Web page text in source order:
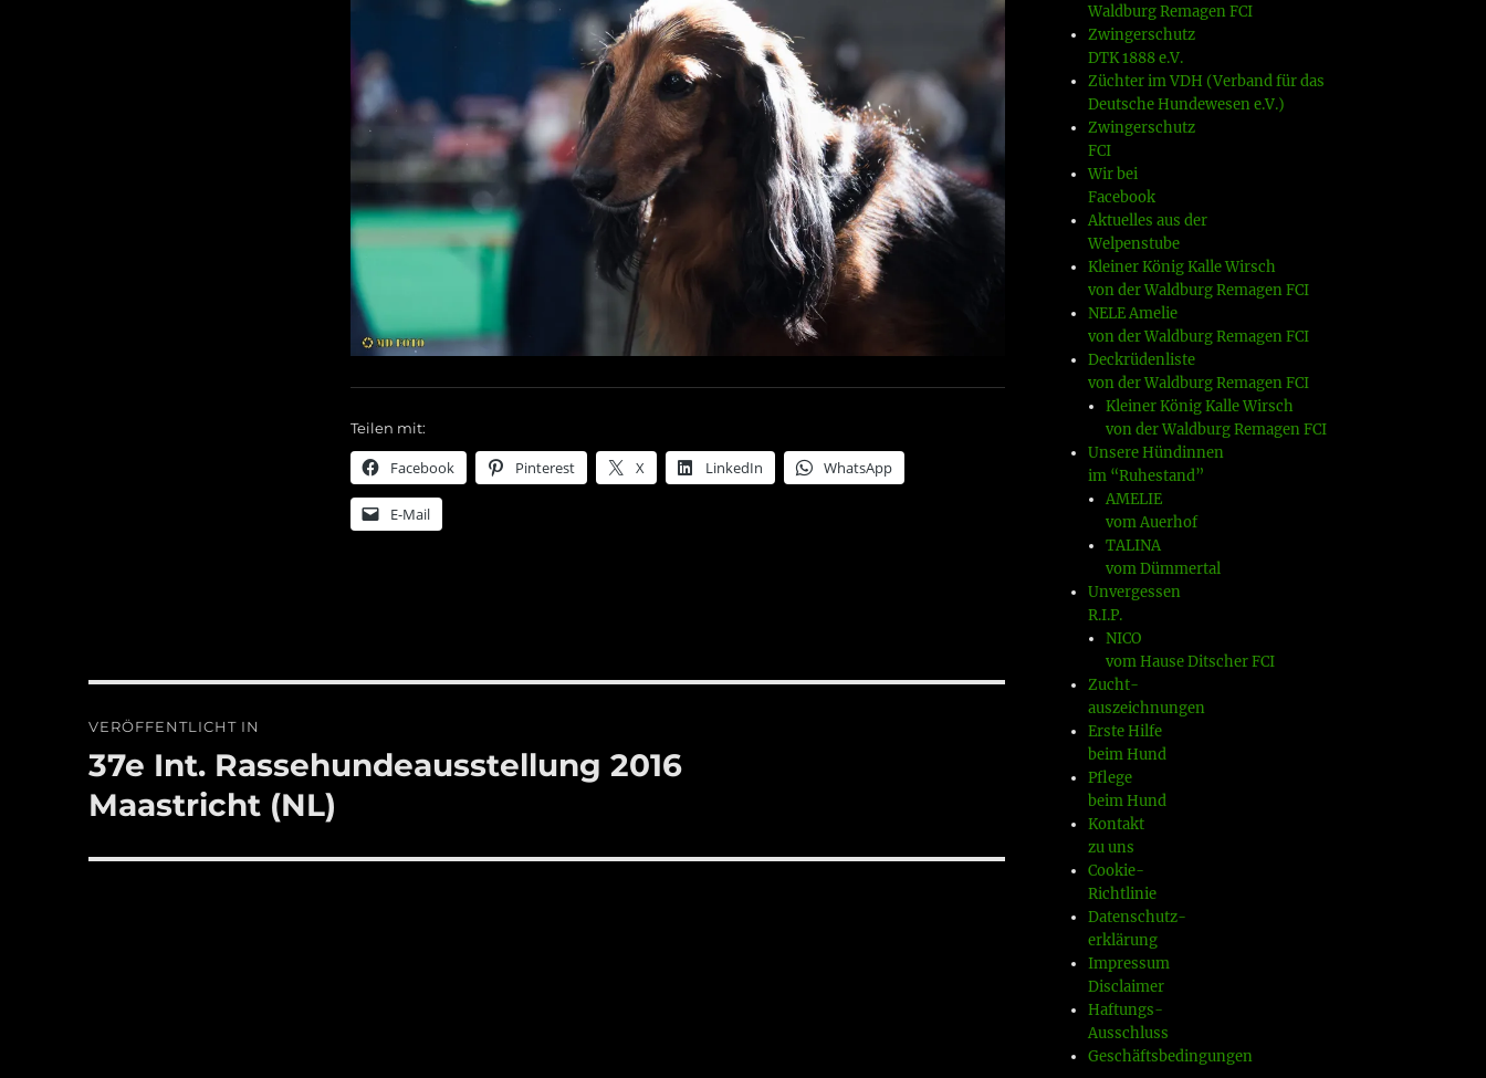
Teilen mit:
Facebook Pinterest X LinkedIn WhatsApp
E-Mail
VERÖFFENTLICHT IN
37e Int. Rassehundeausstellung 2016
Maastricht (NL)
Waldburg Remagen FCI
Zwingerschutz
DTK 1888 e.V.
Züchter im VDH (Verband für das
Deutsche Hundewesen e.V.)
Zwingerschutz
FCI
Wir bei
Facebook
Aktuelles aus der
Welpenstube
Kleiner König Kalle Wirsch
von der Waldburg Remagen FCI
NELE Amelie
von der Waldburg Remagen FCI
Deckrüdenliste
von der Waldburg Remagen FCI
Kleiner König Kalle Wirsch
von der Waldburg Remagen FCI
Unsere Hündinnen
im “Ruhestand”
AMELIE
vom Auerhof
TALINA
vom Dümmertal
Unvergessen
R.I.P.
NICO
vom Hause Ditscher FCI
Zucht-
auszeichnungen
Erste Hilfe
beim Hund
Pflege
beim Hund
Kontakt
zu uns
Cookie-
Richtlinie
Datenschutz-
erklärung
Impressum
Disclaimer
Haftungs-
Ausschluss
Geschäftsbedingungen